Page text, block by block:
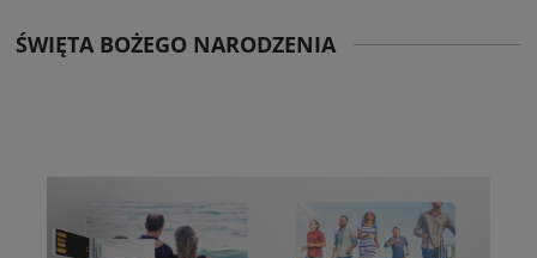
ŚWIĘTA BOŻEGO NARODZENIA